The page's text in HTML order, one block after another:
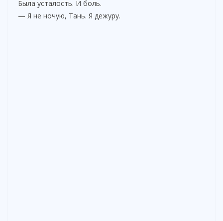
Была усталость. И боль.
— Я не ночую, Тань. Я дежуру.